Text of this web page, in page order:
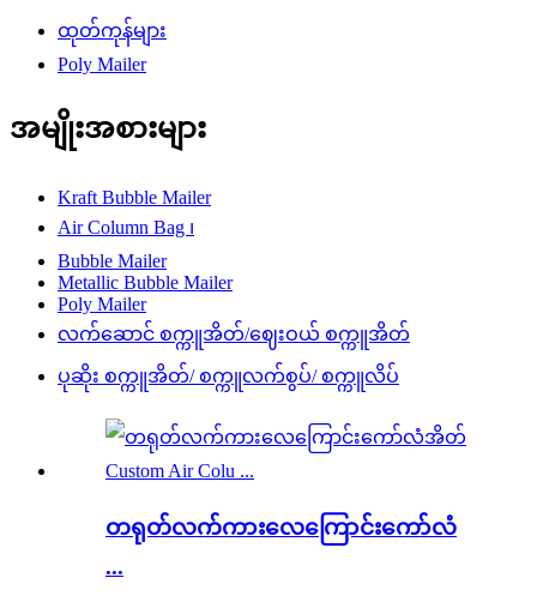
ထုတ်ကုန်များ
Poly Mailer
အမျိုးအစားများ
Kraft Bubble Mailer
Air Column Bag ၊
Bubble Mailer
Metallic Bubble Mailer
Poly Mailer
လက်ဆောင် စက္ကူအိတ်/ဈေးဝယ် စက္ကူအိတ်
ပုဆိုး စက္ကူအိတ်/ စက္ကူလက်စွပ်/ စက္ကူလိပ်
တရုတ်လက်ကားလေကြောင်းကော်လံ
...